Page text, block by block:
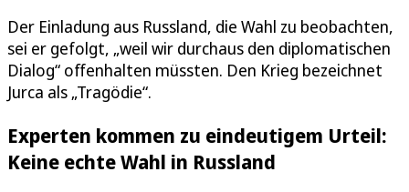
Der Einladung aus Russland, die Wahl zu beobachten,
sei er gefolgt, „weil wir durchaus den diplomatischen
Dialog“ offenhalten müssten. Den Krieg bezeichnet
Jurca als „Tragödie“.
Experten kommen zu eindeutigem Urteil:
Keine echte Wahl in Russland